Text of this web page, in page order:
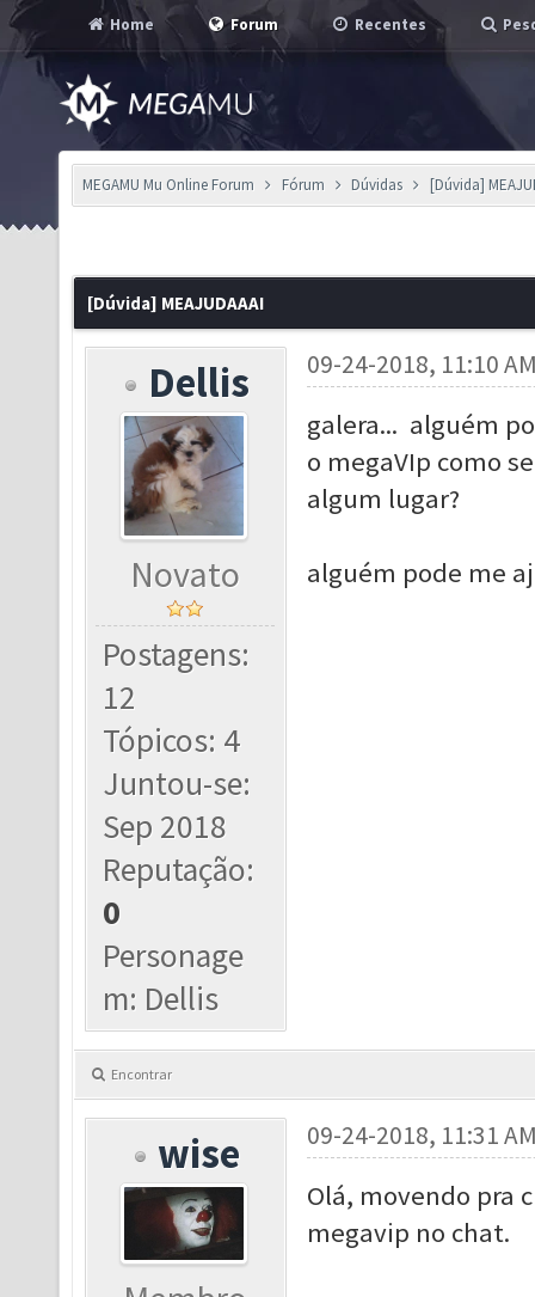
Home Forum Recentes
MEGAMU Mu Online Forum Fórum Dúvidas [Dúvida]
[Dúvida] MEAJUDAAAI
Dellis
Novato
Postagens:
12
Tópicos: 4
Juntou-se:
Sep 2018
Reputação:
0
Personage
m: Dellis
09-24-2018, 11:10
galera... alguém
o megaVIp como
algum lugar?
alguém pode me
Encontrar
wise 09-24-2018, 11:31
Olá, movendo pra
megavip no chat.